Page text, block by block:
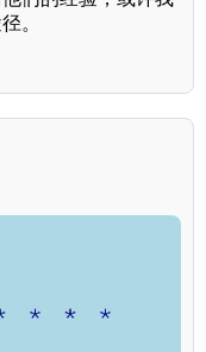
。